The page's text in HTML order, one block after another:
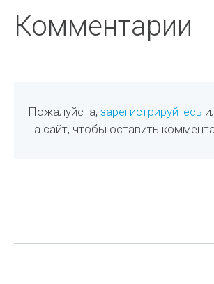
Комментарии
Пожалуйста,зарегистрируйтесь
на сайт, чтобы оставить